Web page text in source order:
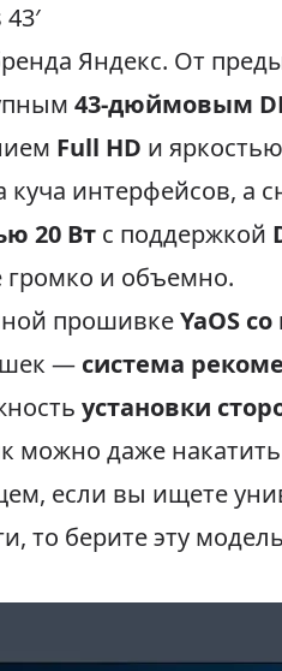
Яндекс. От
43-дюймовым
Full HD и яркостью
куча интерфейсов, а
20 Вт с поддержкой
громко и объемно.
прошивкеYaOS
— система
установки
можно даже
если вы ищете
то берите эту